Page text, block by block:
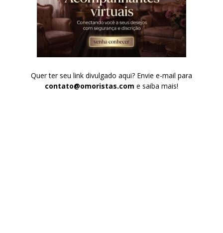
Quer ter seu link divulgado aqui? Envie e-mail para
contato@omoristas.com e saiba mais!